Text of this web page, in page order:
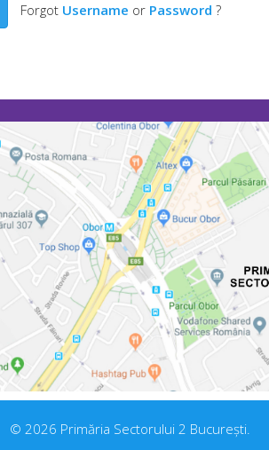
Forgot Username or Password ?
© 2026 Primăria Sectorului 2 București.